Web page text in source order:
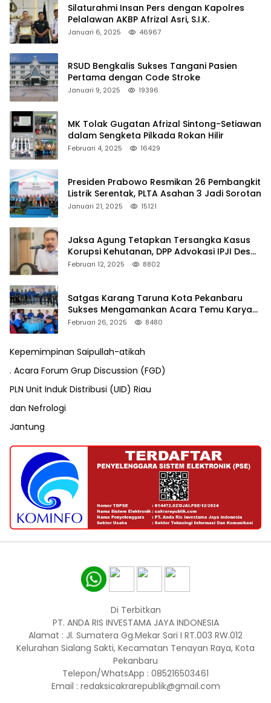
Silaturahmi Insan Pers dengan Kapolres
Pelalawan AKBP Afrizal Asri, S.I.K.
Januari 6, 2025 46967
RSUD Bengkalis Sukses Tangani Pasien
Pertama dengan Code Stroke
Januari 9, 2025 19396
MK Tolak Gugatan Afrizal Sintong-Setiawan
dalam Sengketa Pilkada Rokan Hilir
Februari 4, 2025 16429
Presiden Prabowo Resmikan 26 Pembangkit
Listrik Serentak, PLTA Asahan 3 Jadi Sorotan
Januari 21, 2025 15121
Jaksa Agung Tetapkan Tersangka Kasus
Korupsi Kehutanan, DPP Advokasi IPJI Desak
Pengusutan Pajak RAPP
Februari 12, 2025 8802
Satgas Karang Taruna Kota Pekanbaru
Sukses Mengamankan Acara Temu Karya
VII Karang Taruna Pekanbaru
Februari 26, 2025 8480
Kepemimpinan Saipullah-atikah
. Acara Forum Grup Discussion (FGD)
PLN Unit Induk Distribusi (UID) Riau
dan Nefrologi
Jantung
Di Terbitkan
PT. ANDA RIS INVESTAMA JAYA INDONESIA
Alamat : Jl. Sumatera Gg.Mekar Sari I RT.003 RW.012
Kelurahan Sialang Sakti, Kecamatan Tenayan Raya, Kota
Pekanbaru
Telepon/WhatsApp : 085216503461
Email : redaksicakrarepublik@gmail.com